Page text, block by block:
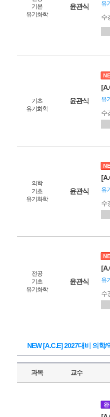
기본
유기화학
윤관식 유
수
기초
유기화학
윤관식 유
수
의학
기초
유기화학
윤관식 유
수
전공
기초
유기화학
윤관식 유
수
NEW [A.C.E] 2027대비 의학
과목 교수
완